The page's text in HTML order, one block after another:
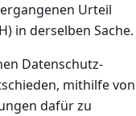
Urteil
in derselben Sache.
Datenschutz-
mithilfe von
dafür zu